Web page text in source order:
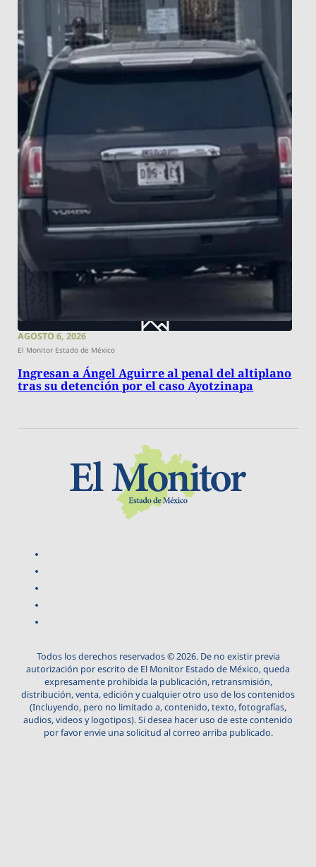
AGOSTO 6, 2026
El Monitor Estado de México
Ingresan a Ángel Aguirre al penal del altiplano
tras su detención por el caso Ayotzinapa
Todos los derechos reservados © 2026. De no existir previa
autorización por escrito de El Monitor Estado de México, queda
expresamente prohibida la publicación, retransmisión,
distribución, venta, edición y cualquier otro uso de los contenidos
(Incluyendo, pero no limitado a, contenido, texto, fotografías,
audios, videos y logotipos). Si desea hacer uso de este contenido
por favor envie una solicitud al correo arriba publicado.